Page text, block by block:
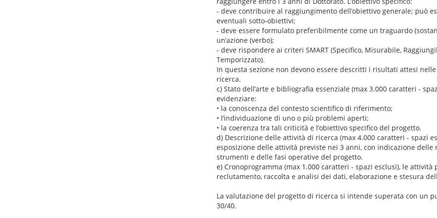
- deve contribuire al raggiungimento dell’obiettivo generale; può
eventuali sotto-obiettivi;
- deve essere formulato preferibilmente come un traguardo
un’azione (verbo);
- deve rispondere ai criteri SMART (Specifico, Misurabile,
Temporizzato).
In questa sezione non devono essere descritti i risultati attesi
ricerca.
c) Stato dell’arte e bibliografia essenziale (max 3.000 caratteri -
evidenziare:
• la conoscenza del contesto scientifico di riferimento;
• l’individuazione di uno o più problemi aperti;
• la coerenza tra tali criticità e l’obiettivo specifico del progetto.
d) Descrizione delle attività di ricerca (max 4.000 caratteri - spazi
esposizione delle attività previste nei 3 anni, con indicazione delle
strumenti e delle fasi operative del progetto.
e) Cronoprogramma (max 1.000 caratteri - spazi esclusi), le attività
reclutamento, raccolta e analisi dei dati, elaborazione e stesura
La valutazione del progetto di ricerca si intende superata con un
30/40.